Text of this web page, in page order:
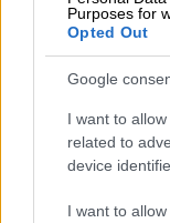
Purposes for
Opted Out
Google
I want to
related to
device
I want to
λουτρά,
Παράλληλα,
καταγγελιών
μια
ομάδα για να
κανονισμών
εξαπλωθούν.